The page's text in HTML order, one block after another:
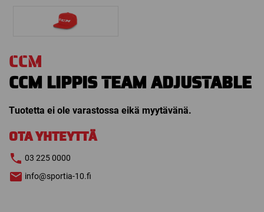
CCM
CCM LIPPIS TEAM ADJUSTABLE
Tuotetta ei ole varastossa eikä myytävänä.
OTA YHTEYTTÄ
03 225 0000
info@sportia-10.fi